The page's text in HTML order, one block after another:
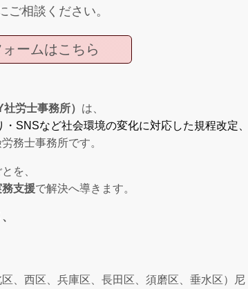
ご相談ください。
ームはこちら
労士事務所） は、
SNSなど社会環境の変化に対応した規程改定、
務士事務所です。
を、
支援で解決へ導きます。
、西区、兵庫区、長田区、須磨区、垂水区）尼